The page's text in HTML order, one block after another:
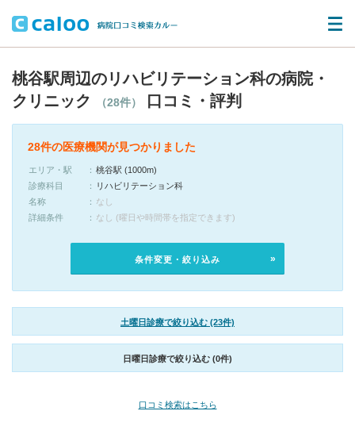
桃谷駅周辺のリハビリテーション科の病院・
クリニック
（28件） 口コミ・評判
28件の医療機関が見つかりました
エリア・駅
桃谷駅 (1000m)
診療科目
リハビリテーション科
名称
なし
詳細条件
なし (曜日や時間帯を指定できます)
条件変更・絞り込み
土曜日診療で絞り込む (23件)
日曜日診療で絞り込む (0件)
口コミ検索はこちら